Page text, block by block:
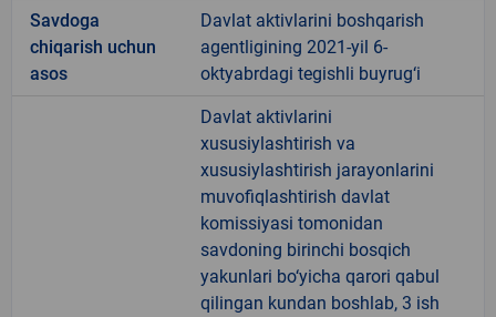
Savdoga
chiqarish uchun
asos
Davlat aktivlarini boshqarish
agentligining 2021-yil 6-
oktyabrdagi tegishli buyrug‘i
Davlat aktivlarini
xususiylashtirish va
xususiylashtirish jarayonlarini
muvofiqlashtirish davlat
komissiyasi tomonidan
savdoning birinchi bosqich
yakunlari bo‘yicha qarori qabul
qilingan kundan boshlab, 3 ish